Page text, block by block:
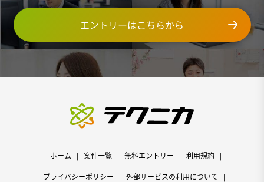
エントリーはこちらから
ホーム 案件一覧 無料エントリー 利用規約
プライバシーポリシー 外部サービスの利用について